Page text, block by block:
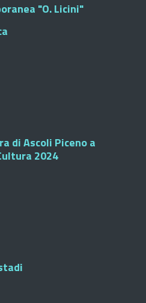
"O. Licini"
di Ascoli Piceno a
2024